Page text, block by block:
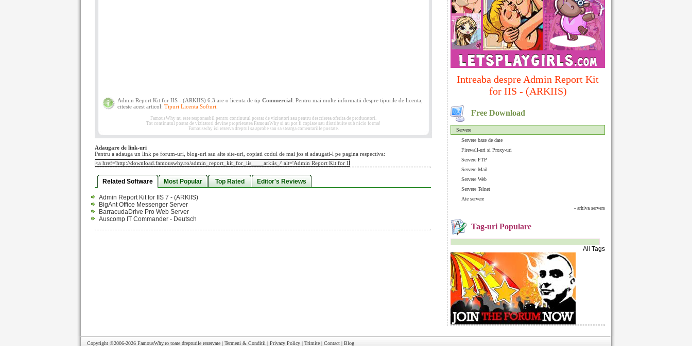
Intreaba despre Admin Report Kit
for IIS - (ARKIIS)
Free Download
Servere
Servere baze de date
Firewall-uri si Proxy-uri
Servere FTP
Servere Mail
Servere Web
Servere Telnet
Ate servere
- arhiva servers
Tag-uri Populare
All Tags
Admin Report Kit for IIS - (ARKIIS) 6.3 are o licenta de tip Commercial . Pentru mai multe informatii despre tipurile de licenta,
citeste acest articol: Tipuri Licenta Softuri
FamousWhy nu este responasbil pentru continutul postat de vizitatori sau pentru descrierea oferita de producatori.
Tot continutul postat de vizitatori devine proprietatea FamousWhy si nu pot fi copiate sau distribuite sub nicio forma!
Famouswhy isi rezerva dreptul sa aprobe sau sa stearga comentariile postate.
Adaugare de link-uri
Pentru a adauga un link pe forum-uri, blog-uri sau alte site-uri, copiati codul de mai jos si adaugati-l pe pagina respectiva:
Related Software Most Popular Top Rated Editor's Reviews
Admin Report Kit for IIS 7 - (ARKIIS)
BigAnt Office Messenger Server
BarracudaDrive Pro Web Server
Auscomp IT Commander - Deutsch
Copyright ©2006-2026 FamousWhy.ro toate drepturile rezervate | Termeni & Conditii | Privacy Policy | Trimite | Contact | Blog